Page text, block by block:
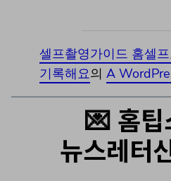
셀프촬영가이드 홈셀
기록해요의 A
💌 홈
뉴스레터